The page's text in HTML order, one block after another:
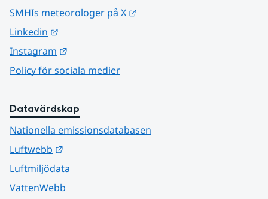
SMHIs meteorologer på X
Linkedin
Instagram
Policy för sociala medier
Datavärdskap
Nationella emissionsdatabasen
Luftwebb
Luftmiljödata
VattenWebb